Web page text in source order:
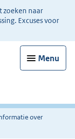
zoeken naar
Excuses voor
Menu
over